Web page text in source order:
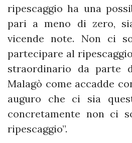
ripescaggio ha una
pari a meno di zero,
vicende note. Non ci
partecipare al
straordinario da parte
Malagò come accadde
auguro che ci sia
concretamente non ci
ripescaggio”.